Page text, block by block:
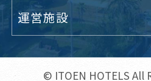
運営施設
© ITOEN HOTELS All